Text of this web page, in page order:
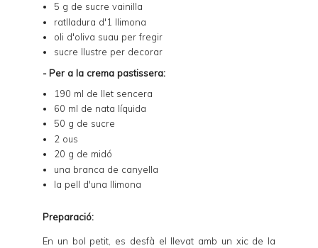
5 g de sucre vainilla
ratlladura d'1 llimona
oli d'oliva suau per fregir
sucre llustre per decorar
- Per a la crema pastissera:
190 ml de llet sencera
60 ml de nata líquida
50 g de sucre
2 ous
20 g de midó
una branca de canyella
la pell d'una llimona
Preparació:
En un bol petit, es desfà el llevat amb un xic de la